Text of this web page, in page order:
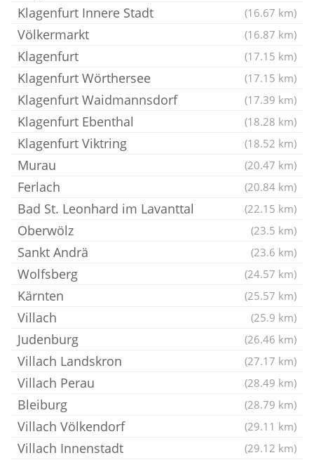
Klagenfurt Innere Stadt (16.67 km)
Völkermarkt (16.87 km)
Klagenfurt (17.15 km)
Klagenfurt Wörthersee (17.15 km)
Klagenfurt Waidmannsdorf (17.39 km)
Klagenfurt Ebenthal (18.28 km)
Klagenfurt Viktring (18.52 km)
Murau (20.47 km)
Ferlach (20.84 km)
Bad St. Leonhard im Lavanttal (22.15 km)
Oberwölz (23.5 km)
Sankt Andrä (23.6 km)
Wolfsberg (24.57 km)
Kärnten (25.57 km)
Villach (25.9 km)
Judenburg (26.46 km)
Villach Landskron (27.17 km)
Villach Perau (28.49 km)
Bleiburg (28.79 km)
Villach Völkendorf (29.11 km)
Villach Innenstadt (29.12 km)